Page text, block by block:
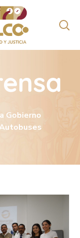
Gobierno